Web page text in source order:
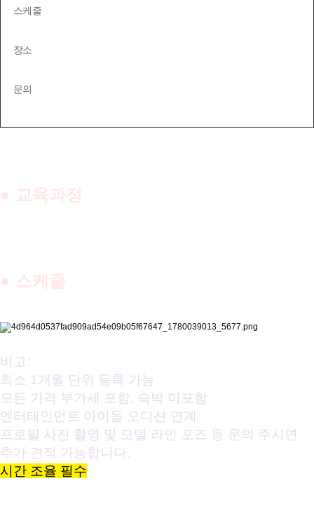
스케줄
장소
문의
비고:
최소 1개월 단위 등록 가능
모든 가격 부가세 포함, 숙박 미포함
엔터테인먼트 아이돌 오디션 연계
프로필 사진 촬영 및 모델 라인 포즈 등 문의 주시면
추가 견적 가능합니다.
시간 조율 필수